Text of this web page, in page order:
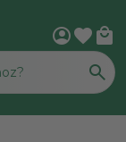
account_circlefavorite local_mall